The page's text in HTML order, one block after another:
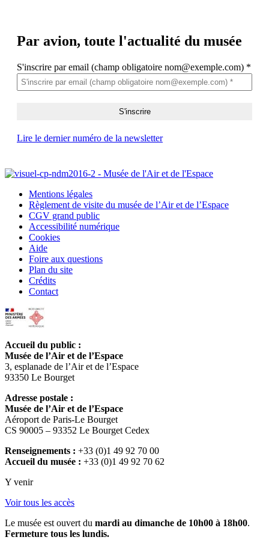
Par avion, toute l'actualité du musée
S'inscrire par email (champ obligatoire nom@exemple.com) *
Lire le dernier numéro de la newsletter
Mentions légales
Règlement de visite du musée de l’Air et de l’Espace
CGV grand public
Accessibilité numérique
Cookies
Aide
Foire aux questions
Plan du site
Crédits
Contact
Accueil du public :
Musée de l’Air et de l’Espace
3, esplanade de l’Air et de l’Espace
93350 Le Bourget
Adresse postale :
Musée de l’Air et de l’Espace
Aéroport de Paris-Le Bourget
CS 90005 – 93352 Le Bourget Cedex
Renseignements : +33 (0)1 49 92 70 00
Accueil du musée : +33 (0)1 49 92 70 62
Y venir
Voir tous les accès
Le musée est ouvert du mardi au dimanche de 10h00 à 18h00.
Fermeture tous les lundis.